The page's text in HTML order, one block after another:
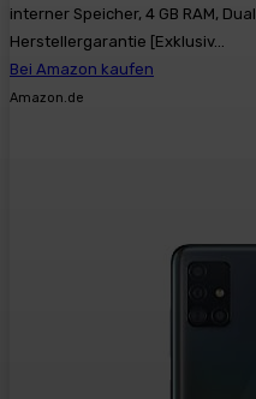
interner Speicher, 4 GB RAM,
Herstellergarantie [Exklusiv...
Bei Amazon kaufen
Amazon.de